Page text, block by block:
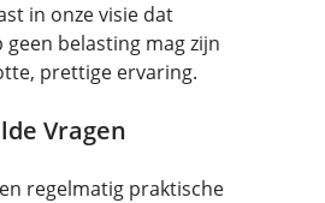
in onze visie dat
belasting mag zijn
prettige ervaring.
Vragen
regelmatig praktische